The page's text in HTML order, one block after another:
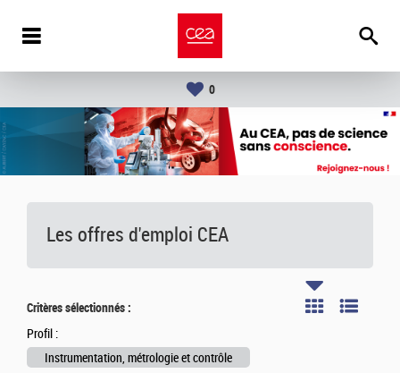
0
Les offres d'emploi CEA
Critères sélectionnés :
Profil :
Instrumentation, métrologie et contrôle